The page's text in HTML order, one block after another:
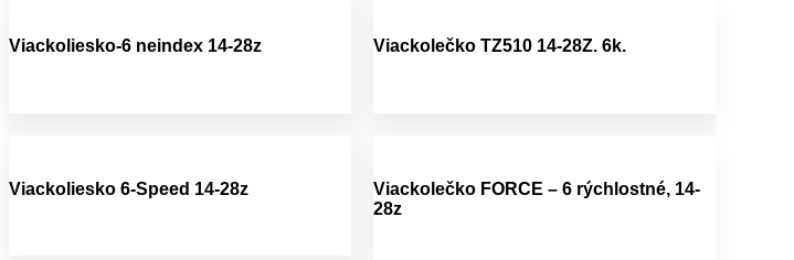
Viackoliesko-6 neindex 14-28z Viackolečko TZ510 14-28Z. 6k.
Viackoliesko 6-Speed 14-28z
Viackolečko FORCE – 6 rýchlostné, 14-
28z